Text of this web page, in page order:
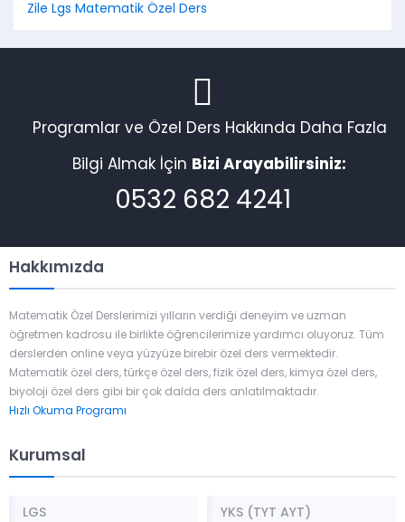
Zile Lgs Matematik Özel Ders
Programlar ve Özel Ders Hakkında Daha Fazla
Bilgi Almak İçin Bizi Arayabilirsiniz:
0532 682 4241
Hakkımızda
Matematik Özel Derslerimizi yılların verdiği deneyim ve uzman
öğretmen kadrosu ile birlikte öğrencilerimize yardımcı oluyoruz. Tüm
derslerden online veya yüzyüze birebir özel ders vermektedir.
Matematik özel ders, türkçe özel ders, fizik özel ders, kimya özel ders,
biyoloji özel ders gibi bir çok dalda ders anlatılmaktadır.
Hızlı Okuma Programı
Kurumsal
LGS YKS (TYT AYT)